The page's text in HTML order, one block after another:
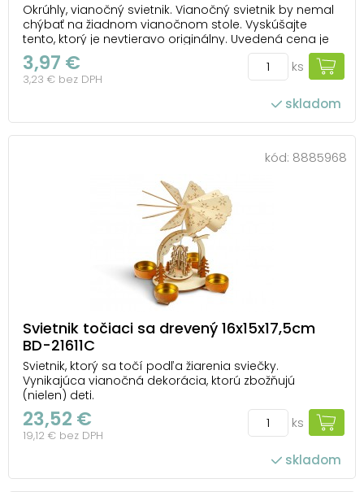
Okrúhly, vianočný svietnik. Vianočný svietnik by nemal
chýbať na žiadnom vianočnom stole. Vyskúšajte
tento, ktorý je nevtieravo originálny. Uvedená cena je
za 1 ks.
3,97 €
3,23 € bez DPH
ks
skladom
kód: 8885968
Svietnik točiaci sa drevený 16x15x17,5cm
BD-21611C
Svietnik, ktorý sa točí podľa žiarenia sviečky.
Vynikajúca vianočná dekorácia, ktorú zbožňujú
(nielen) deti.
23,52 €
19,12 € bez DPH
ks
skladom